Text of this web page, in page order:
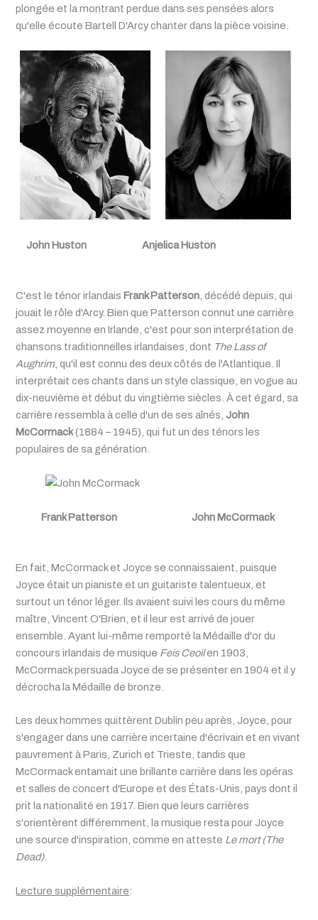
plongée et la montrant perdue dans ses pensées alors
qu'elle écoute Bartell D'Arcy chanter dans la pièce voisine.
John HustonAnjelica Huston
C'est le ténor irlandais Frank Patterson , décédé depuis, qui
jouait le rôle d'Arcy. Bien que Patterson connut une carrière
assez moyenne en Irlande, c'est pour son interprétation de
chansons traditionnelles irlandaises, dont The Lass of
Aughrim , qu'il est connu des deux côtés de l'Atlantique. Il
interprétait ces chants dans un style classique, en vogue au
dix-neuvième et début du vingtième siècles. À cet égard, sa
carrière ressembla à celle d'un de ses aînés,John
McCormack(1884 – 1945), qui fut un des ténors les
populaires de sa génération.
Frank PattersonJohn McCormack
En fait, McCormack et Joyce se connaissaient, puisque
Joyce était un pianiste et un guitariste talentueux, et
surtout un ténor léger. Ils avaient suivi les cours du même
maître, Vincent O'Brien, et il leur est arrivé de jouer
ensemble. Ayant lui-même remporté la Médaille d'or du
concours irlandais de musique Feis Ceoilen 1903,
McCormack persuada Joyce de se présenter en 1904 et il y
décrocha la Médaille de bronze.
Les deux hommes quittèrent Dublin peu après, Joyce, pour
s'engager dans une carrière incertaine d'écrivain et en vivant
pauvrement à Paris, Zurich et Trieste, tandis que
McCormack entamait une brillante carrière dans les opéras
et salles de concert d'Europe et des États-Unis, pays dont il
prit la nationalité en 1917. Bien que leurs carrières
s'orientèrent différemment, la musique resta pour Joyce
une source d'inspiration, comme en atteste Le mort (The
Dead).
Lecture supplémentaire: